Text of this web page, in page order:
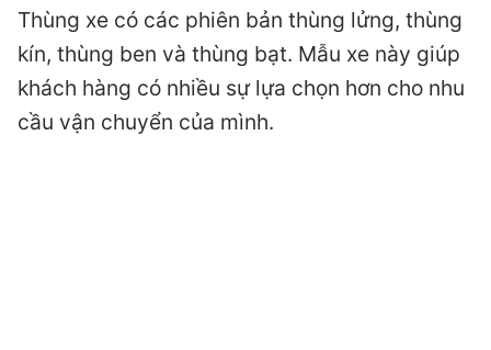
Thùng xe có các phiên bản thùng lửng, thùng
kín, thùng ben và thùng bạt. Mẫu xe này giúp
khách hàng có nhiều sự lựa chọn hơn cho nhu
cầu vận chuyển của mình.